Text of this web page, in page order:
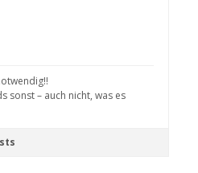
sonst – auch nicht, was es